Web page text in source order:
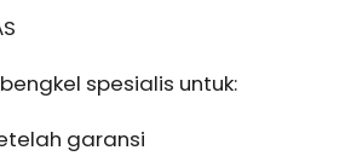
spesialis untuk:
garansi